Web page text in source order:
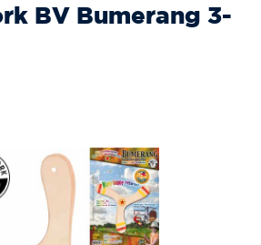
BV Bumerang 3-